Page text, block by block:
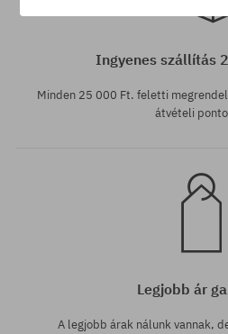
Elérhető méretek:
Ingyenes szállítás
Minden 25 000 Ft. feletti
átvételi
Legjobb ár
A legjobb árak nálunk vannak,